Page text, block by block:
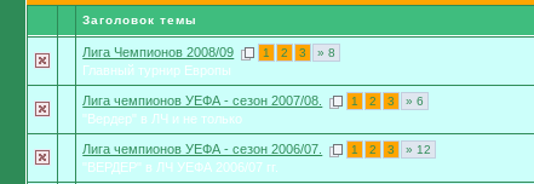
Заголовок темы
Лига Чемпионов 2008/09 1 2 3 » 8
Главный турнир Европы
Лига чемпионов УЕФА - сезон 2007/08. 1 2 3 » 6
"Вердер" в ЛЧ и не только
Лига чемпионов УЕФА - сезон 2006/07. 1 2 3 » 12
"ВЕРДЕР" в ЛЧ УЕФА 2006/07 гг.